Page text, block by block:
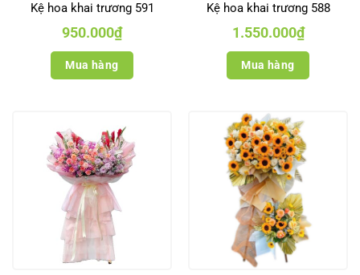
Kệ hoa khai trương 591
950.000₫
Mua hàng
Kệ hoa khai trương 588
1.550.000₫
Mua hàng